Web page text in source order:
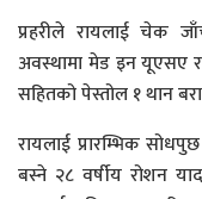
प्रहरीले रायलाई चेक
अवस्थामा मेड इन यूएसए र
सहितको पेस्तोल १ थान
रायलाई प्रारम्भिक
बस्ने २८ वर्षीय रोशन